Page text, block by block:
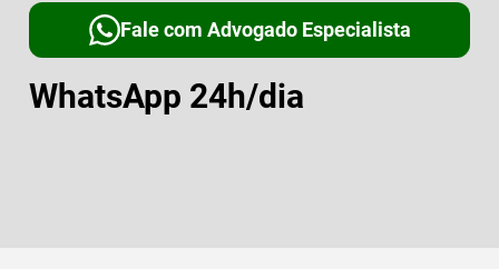
Fale com Advogado Especialista
WhatsApp 24h/dia